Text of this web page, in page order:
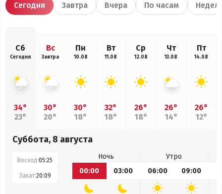
Сегодня Завтра Вчера По часам
Сб
Сегодня
34°
23°
Вс
Завтра
30°
20°
Пн
10.08
30°
18°
Вт
11.08
32°
18°
Ср
12.08
26°
18°
Чт
13.08
26°
14°
Пт
14.08
26°
12°
Суббота, 8 августа
Восход:05:25
Закат:20:09
Ночь
Утро
00:00
03:00 06:00 09:00